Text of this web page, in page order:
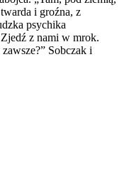
i groźna, z
psychika
z nami w mrok.
Sobczak i